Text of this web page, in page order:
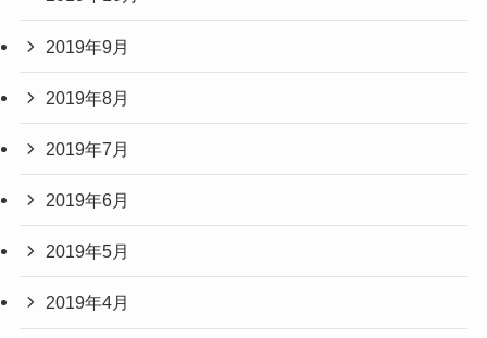
2019年9月
2019年8月
2019年7月
2019年6月
2019年5月
2019年4月